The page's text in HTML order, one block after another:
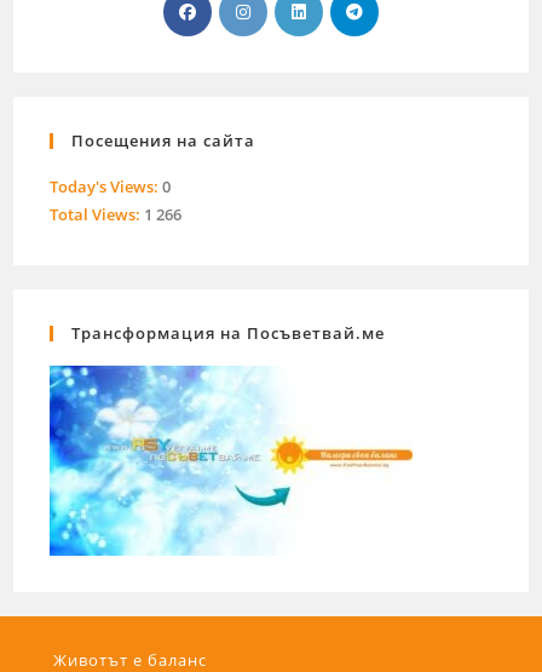
Посещения на сайта
Today's Views:0
Total Views: 1 266
Трансформация на Посъветвай.ме
Животът е баланс